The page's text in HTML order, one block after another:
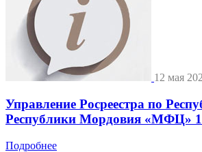
12 мая
Управление Росреестра по
Республики Мордовия «МФЦ»
Подробнее